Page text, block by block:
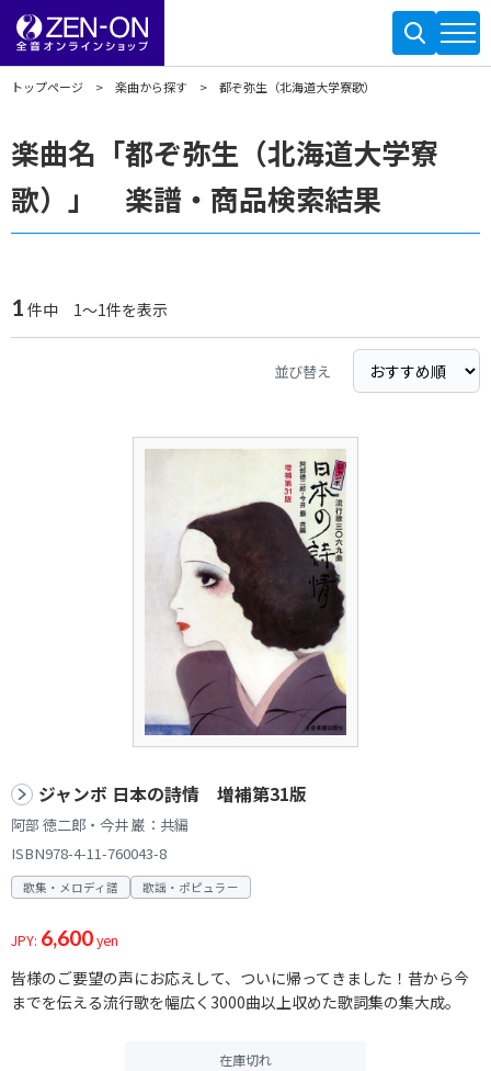
トップページ 楽曲から探す 都ぞ弥生（北海道大学寮歌）
楽曲名「都ぞ弥生（北海道大学寮
歌）」 楽譜・商品検索結果
1 件中 1～1件を表示
並び替え
ジャンボ 日本の詩情 増補第31版
阿部 徳二郎・今井 巌：共編
ISBN978-4-11-760043-8
歌集・メロディ譜 歌謡・ポピュラー
JPY: 6,600yen
皆様のご要望の声にお応えして、ついに帰ってきました！昔から今
までを伝える流行歌を幅広く3000曲以上収めた歌詞集の集大成。
在庫切れ